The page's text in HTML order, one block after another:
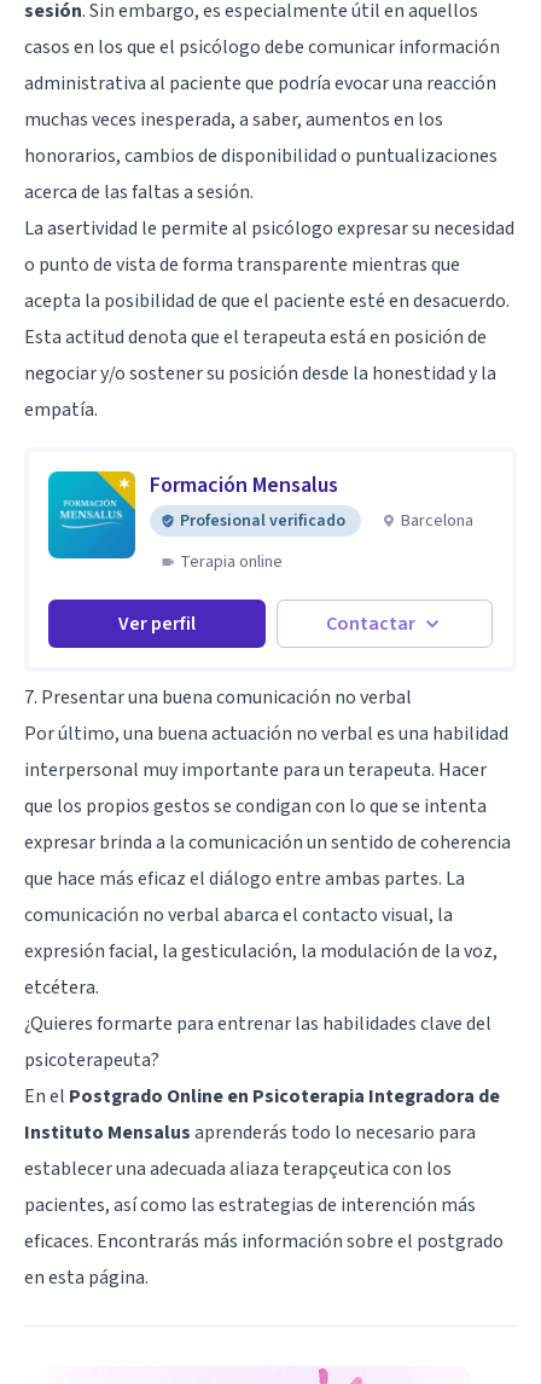
sesión. Sin embargo, es especialmente útil en aquellos
casos en los que el psicólogo debe comunicar información
administrativa al paciente que podría evocar una reacción
muchas veces inesperada, a saber, aumentos en los
honorarios, cambios de disponibilidad o puntualizaciones
acerca de las faltas a sesión.
La asertividad le permite al psicólogo expresar su necesidad
o punto de vista de forma transparente mientras que
acepta la posibilidad de que el paciente esté en desacuerdo.
Esta actitud denota que el terapeuta está en posición de
negociar y/o sostener su posición desde la honestidad y la
empatía.
Formación Mensalus
Profesional verificado
Barcelona
Terapia online
Ver perfil Contactar
7. Presentar una buena comunicación no verbal
Por último, una buena actuación no verbal es una habilidad
interpersonal muy importante para un terapeuta. Hacer
que los propios gestos se condigan con lo que se intenta
expresar brinda a la comunicación un sentido de coherencia
que hace más eficaz el diálogo entre ambas partes. La
comunicación no verbal abarca el contacto visual, la
expresión facial, la gesticulación, la modulación de la voz,
etcétera.
¿Quieres formarte para entrenar las habilidades clave del
psicoterapeuta?
En el Postgrado Online en Psicoterapia Integradora de
Instituto Mensalusaprenderás todo lo necesario para
establecer una adecuada aliaza terapçeutica con los
pacientes, así como las estrategias de interención más
eficaces. Encontrarás más información sobre el postgrado
enesta página.